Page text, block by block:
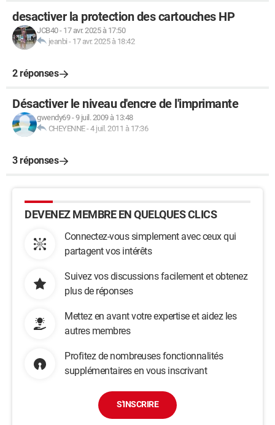
desactiver la protection des cartouches HP
JCB40- 17 avr. 2025 à 17:50
jeanbi - 17 avr. 2025 à 18:42
2 réponses
Désactiver le niveau d'encre de l'imprimante
gwendy69-9 juil. 2009 à 13:48
CHEYENNE-4 juil. 2011 à 17:36
3 réponses
DEVENEZ MEMBRE EN QUELQUES CLICS
Connectez-vous simplement avec ceux qui
partagent vos intérêts
Suivez vos discussions facilement et obtenez
plus de réponses
Mettez en avant votre expertise et aidez les
autres membres
Profitez de nombreuses fonctionnalités
supplémentaires en vous inscrivant
S'INSCRIRE